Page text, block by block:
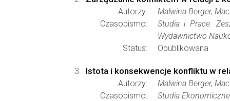
Autorzy:
Malwina Berger,
Czasopismo:
Studia i Prace.
Wydawnictwo
Status:
Opublikowana
Istota i konsekwencje konfliktu w
Autorzy:
Malwina Berger,
Czasopismo:
Studia